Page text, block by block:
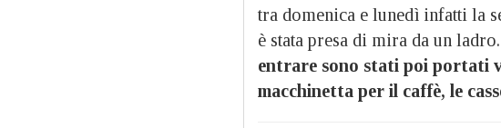
tra domenica e lunedì infatti la
è stata presa di mira da un ladro.
entrare sono stati poi portati
macchinetta per il caffè, le